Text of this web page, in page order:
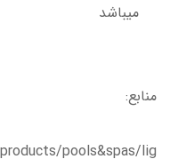
میباشد
منابع:
pools&spas/lig